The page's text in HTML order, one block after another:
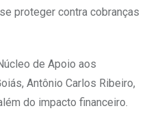
proteger contra cobranças
de Apoio aos
Antônio Carlos Ribeiro,
do impacto financeiro.